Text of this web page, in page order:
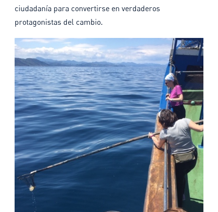
ciudadanía para convertirse en verdaderos
protagonistas del cambio.